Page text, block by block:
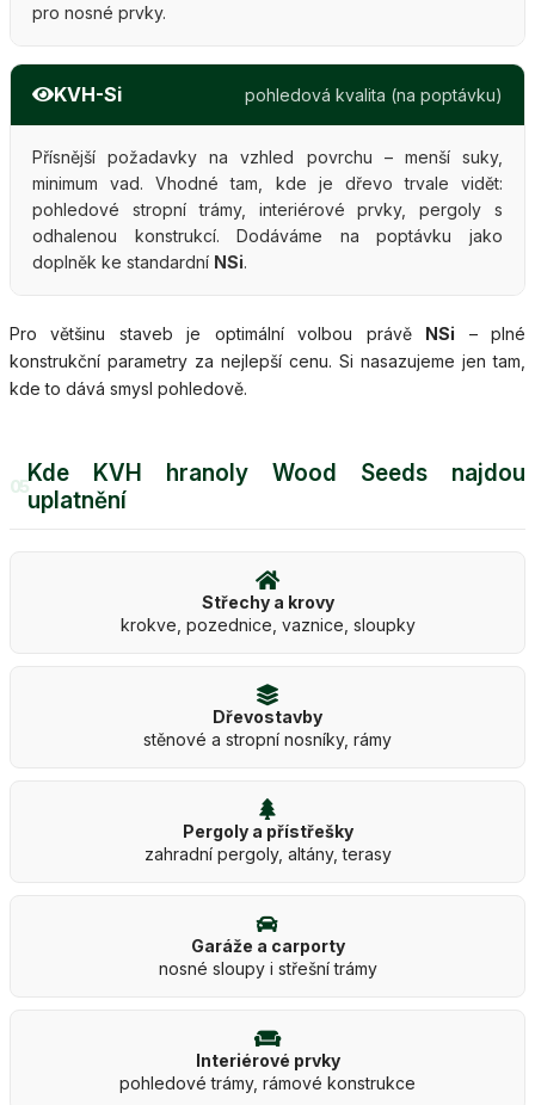
pro nosné prvky.
KVH-Si pohledová kvalita (na poptávku)
Přísnější požadavky na vzhled povrchu – menší suky,
minimum vad. Vhodné tam, kde je dřevo trvale vidět:
pohledové stropní trámy, interiérové prvky, pergoly s
odhalenou konstrukcí. Dodáváme na poptávku jako
doplněk ke standardní NSi.
Pro většinu staveb je optimální volbou právě NSi – plné
konstrukční parametry za nejlepší cenu. Si nasazujeme jen tam,
kde to dává smysl pohledově.
05Kde KVH hranoly Wood Seeds najdou
uplatnění
Střechy a krovy
krokve, pozednice, vaznice, sloupky
Dřevostavby
stěnové a stropní nosníky, rámy
Pergoly a přístřešky
zahradní pergoly, altány, terasy
Garáže a carporty
nosné sloupy i střešní trámy
Interiérové prvky
pohledové trámy, rámové konstrukce